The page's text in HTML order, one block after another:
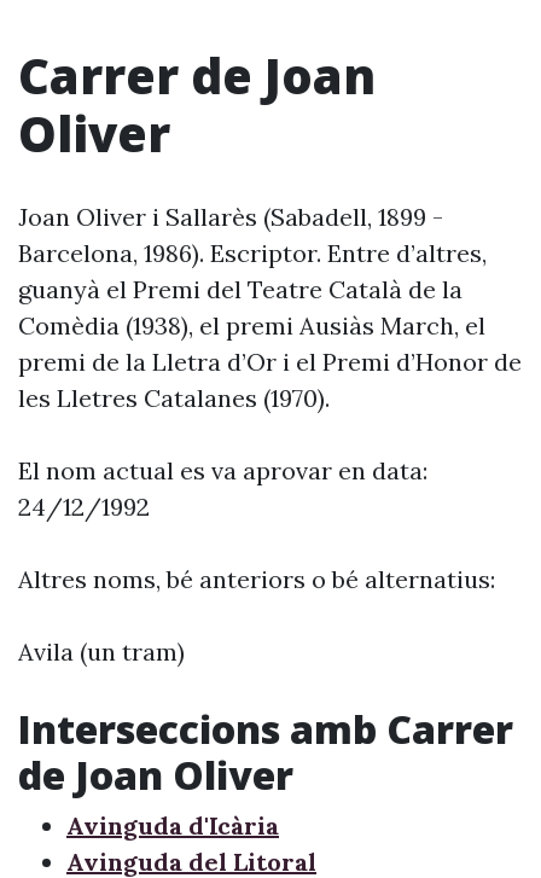
Carrer de Joan
Oliver
Joan Oliver i Sallarès (Sabadell, 1899 -
Barcelona, 1986). Escriptor. Entre d’altres,
guanyà el Premi del Teatre Català de la
Comèdia (1938), el premi Ausiàs March, el
premi de la Lletra d’Or i el Premi d’Honor de
les Lletres Catalanes (1970).
El nom actual es va aprovar en data:
24/12/1992
Altres noms, bé anteriors o bé alternatius:
Avila (un tram)
Interseccions amb Carrer
de Joan Oliver
Avinguda d'Icària
Avinguda del Litoral